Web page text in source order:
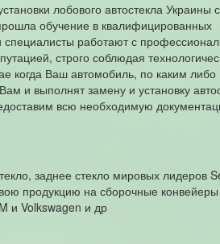
лобового автостекла Украины
обучение в квалифицированных
специалисты работают с
строго соблюдая
когда Ваш автомобиль, по каким либо
и выполнят замену и установку
всю необходимую
заднее стекло мировых лидеров
продукцию на сборочные конвейеры
и Volkswagen и др